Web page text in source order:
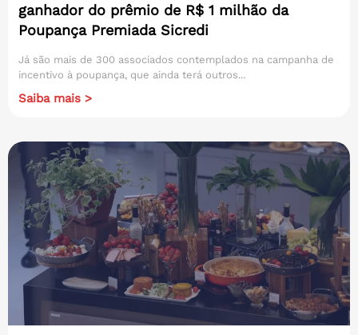
ganhador do prêmio de R$ 1 milhão da
Poupança Premiada Sicredi
Já são mais de 300 associados contemplados na campanha de
incentivo à poupança, que ainda terá outros...
Saiba mais >